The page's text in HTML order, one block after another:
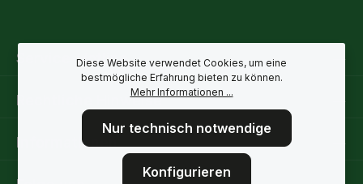
Service-Hotline
Rechtliche Hinweise
Informationen
Diese Website verwendet Cookies, um eine
bestmögliche Erfahrung bieten zu können.
Mehr Informationen ...
Nur technisch notwendige
Konfigurieren